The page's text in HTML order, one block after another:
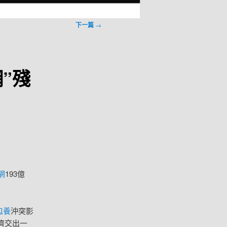
下一篇 →
殘
193億
養沖突影
交出一